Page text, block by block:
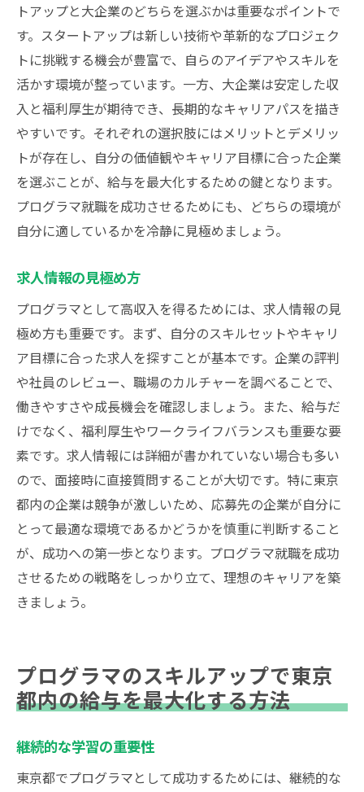
トアップと大企業のどちらを選ぶかは重要なポイントで
す。スタートアップは新しい技術や革新的なプロジェク
トに挑戦する機会が豊富で、自らのアイデアやスキルを
活かす環境が整っています。一方、大企業は安定した収
入と福利厚生が期待でき、長期的なキャリアパスを描き
やすいです。それぞれの選択肢にはメリットとデメリッ
トが存在し、自分の価値観やキャリア目標に合った企業
を選ぶことが、給与を最大化するための鍵となります。
プログラマ就職を成功させるためにも、どちらの環境が
自分に適しているかを冷静に見極めましょう。
求人情報の見極め方
プログラマとして高収入を得るためには、求人情報の見
極め方も重要です。まず、自分のスキルセットやキャリ
ア目標に合った求人を探すことが基本です。企業の評判
や社員のレビュー、職場のカルチャーを調べることで、
働きやすさや成長機会を確認しましょう。また、給与だ
けでなく、福利厚生やワークライフバランスも重要な要
素です。求人情報には詳細が書かれていない場合も多い
ので、面接時に直接質問することが大切です。特に東京
都内の企業は競争が激しいため、応募先の企業が自分に
とって最適な環境であるかどうかを慎重に判断すること
が、成功への第一歩となります。プログラマ就職を成功
させるための戦略をしっかり立て、理想のキャリアを築
きましょう。
プログラマのスキルアップで東京
都内の給与を最大化する方法
継続的な学習の重要性
東京都でプログラマとして成功するためには、継続的な